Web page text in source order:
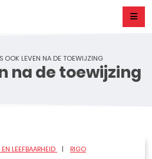
na de toewijzing
OOK LEVEN NA DE TOEWIJZING
LEEFBAARHEID RIGO